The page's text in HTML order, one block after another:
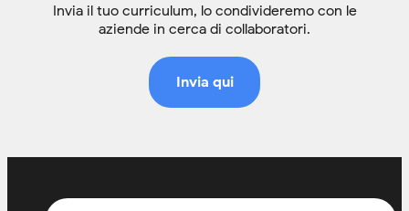
Invia il tuo curriculum, lo condivideremo con le
aziende in cerca di collaboratori.
Invia qui